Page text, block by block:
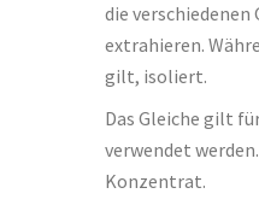
die
extrahieren.
gilt, isoliert.
Das Gleiche gilt
verwendet
Konzentrat.